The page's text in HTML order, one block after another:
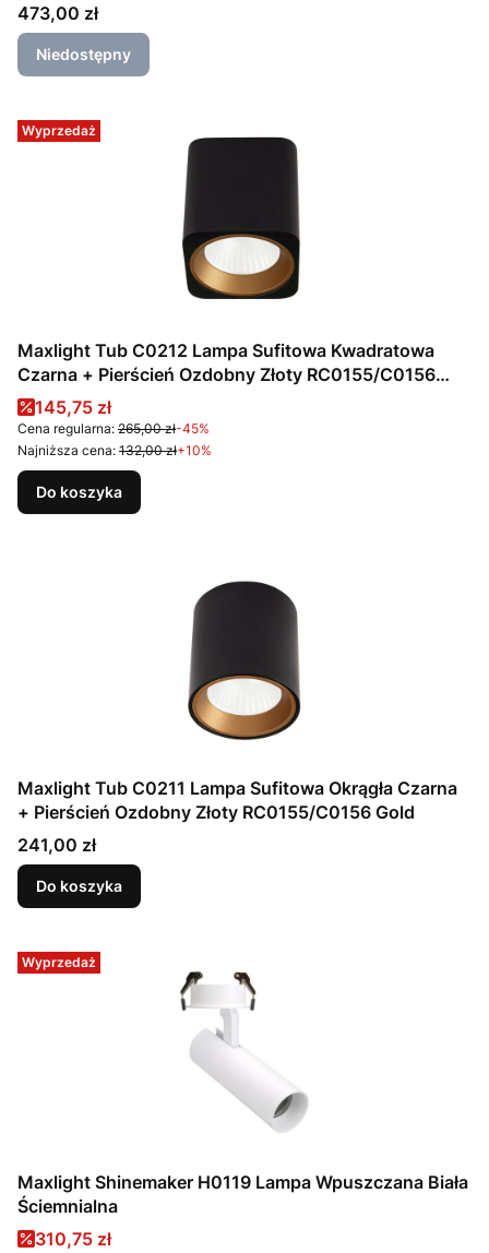
Cena
473,00 zł
Niedostępny
Wyprzedaż
Maxlight Tub C0212 Lampa Sufitowa Kwadratowa
Czarna + Pierścień Ozdobny Złoty RC0155/C0156
GoldCena promocyjna
145,75 zł
Cena regularna: 265,00 zł-45%
Najniższa cena: 132,00 zł+10%
Do koszyka
Maxlight Tub C0211 Lampa Sufitowa Okrągła Czarna
+ Pierścień Ozdobny Złoty RC0155/C0156 Gold
Cena
241,00 zł
Do koszyka
Wyprzedaż
Maxlight Shinemaker H0119 Lampa Wpuszczana Biała
Ściemnialna
Cena promocyjna
310,75 zł